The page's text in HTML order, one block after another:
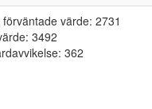
förväntade värde: 2731
3492
362